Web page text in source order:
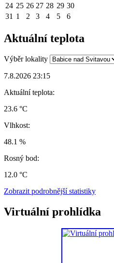
24 25 26 27 28 29 30
31 1 2 3 4 5 6
Aktuální teplota
Výběr lokality
7.8.2026 23:15
Aktuální teplota:
23.6 °C
Vlhkost:
48.1 %
Rosný bod:
12.0 °C
Zobrazit podrobnější statistiky
Virtuální prohlídka